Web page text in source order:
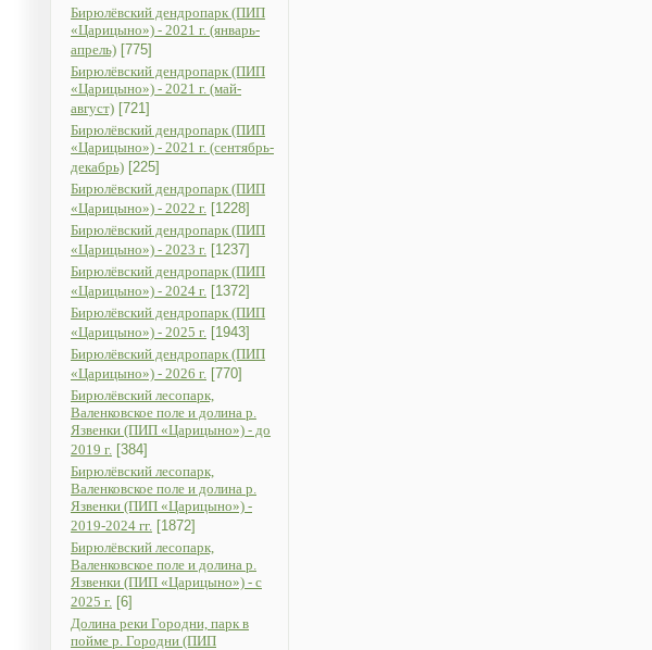
Бирюлёвский дендропарк (ПИП
«Царицыно») - 2021 г. (январь-
апрель) [775]
Бирюлёвский дендропарк (ПИП
«Царицыно») - 2021 г. (май-
август) [721]
Бирюлёвский дендропарк (ПИП
«Царицыно») - 2021 г. (сентябрь-
декабрь) [225]
Бирюлёвский дендропарк (ПИП
«Царицыно») - 2022 г. [1228]
Бирюлёвский дендропарк (ПИП
«Царицыно») - 2023 г. [1237]
Бирюлёвский дендропарк (ПИП
«Царицыно») - 2024 г. [1372]
Бирюлёвский дендропарк (ПИП
«Царицыно») - 2025 г. [1943]
Бирюлёвский дендропарк (ПИП
«Царицыно») - 2026 г. [770]
Бирюлёвский лесопарк,
Валенковское поле и долина р.
Язвенки (ПИП «Царицыно») - до
2019 г. [384]
Бирюлёвский лесопарк,
Валенковское поле и долина р.
Язвенки (ПИП «Царицыно») -
2019-2024 гг. [1872]
Бирюлёвский лесопарк,
Валенковское поле и долина р.
Язвенки (ПИП «Царицыно») - с
2025 г. [6]
Долина реки Городни, парк в
пойме р. Городни (ПИП